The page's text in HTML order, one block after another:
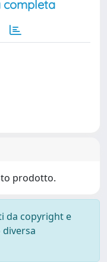
completa
prodotto.
da copyright e